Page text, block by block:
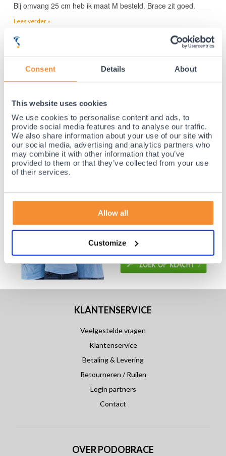
Consent Details About
This website uses cookies
We use cookies to personalise content and ads, to
provide social media features and to analyse our traffic.
We also share information about your use of our site with
our social media, advertising and analytics partners who
may combine it with other information that you’ve
provided to them or that they’ve collected from your use
of their services.
Allow all
Customize
Bij omvang 25 cm heb ik maat M besteld. Brace zit goed.
Lees verder »
35 jaar medische ervaring!
Nr.1 in Benelux en Duitsland!
Voor 23:00 besteld, morgen thuis!
Gratis retourneren en 14 dagen uitproberen!
Achteraf betalen mogelijk! Nergens goedkoper!
KLANTENSERVICE
Veelgestelde vragen
Klantenservice
Betaling & Levering
Retourneren / Ruilen
Login partners
Contact
OVER PODOBRACE